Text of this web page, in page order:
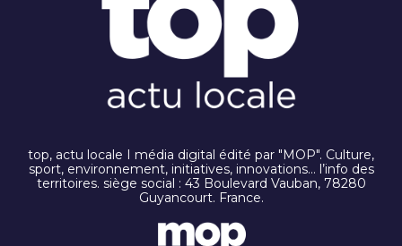
top, actu locale I média digital édité par "MOP". Culture,
sport, environnement, initiatives, innovations… l’info des
territoires. siège social : 43 Boulevard Vauban, 78280
Guyancourt. France.